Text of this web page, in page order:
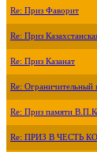
Re: Приз Фаворит
Re: Приз
Re: Приз Казанат
Re:
Re: Приз памяти
Re: ПРИЗ В